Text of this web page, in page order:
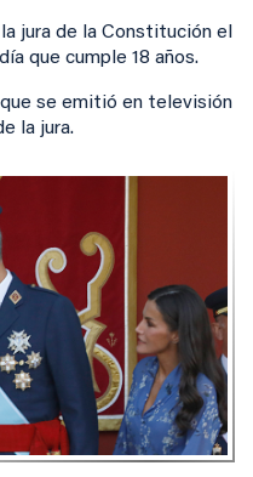
jura de la Constitución el
que cumple 18 años.
se emitió en televisión
la jura.